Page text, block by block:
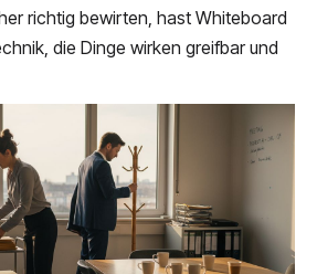
richtig bewirten, hast Whiteboard
die Dinge wirken greifbar und